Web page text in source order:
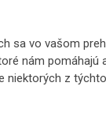
vo vašom
nám
z